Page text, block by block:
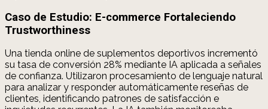
Caso de Estudio: E-commerce Fortaleciendo
Trustworthiness
Una tienda online de suplementos deportivos incrementó
su tasa de conversión 28% mediante IA aplicada a señales
de confianza. Utilizaron procesamiento de lenguaje natural
para analizar y responder automáticamente reseñas de
clientes, identificando patrones de satisfacción e